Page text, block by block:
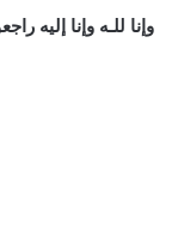
وإنا للـه وإنا إليه